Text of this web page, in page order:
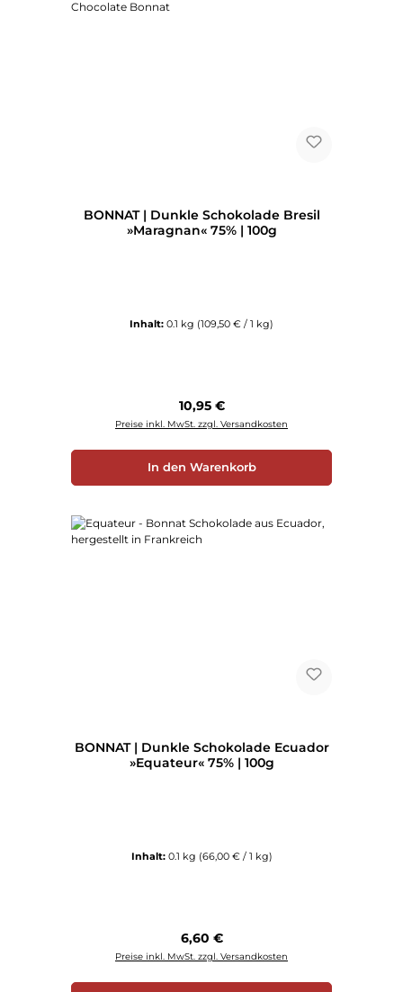
BONNAT | Dunkle Schokolade Bresil
»Maragnan« 75% | 100g
Inhalt: 0.1 kg (109,50 € / 1 kg)
Regulärer Preis:
10,95 €
Preise inkl. MwSt. zzgl. Versandkosten
In den Warenkorb
BONNAT | Dunkle Schokolade Ecuador
»Equateur« 75% | 100g
Inhalt: 0.1 kg (66,00 € / 1 kg)
Regulärer Preis:
6,60 €
Preise inkl. MwSt. zzgl. Versandkosten